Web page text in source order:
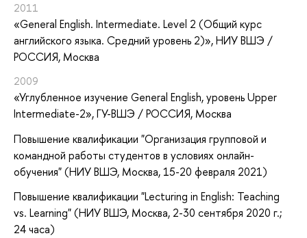
2011
«General English. Intermediate. Level 2 (Общий курс
английского языка. Средний уровень 2)», НИУ ВШЭ /
РОССИЯ, Москва
2009
«Углубленное изучение General English, уровень Upper
Intermediate-2», ГУ-ВШЭ / РОССИЯ, Москва
Повышение квалификации "Организация групповой и
командной работы студентов в условиях онлайн-
обучения" (НИУ ВШЭ, Москва, 15-20 февраля 2021)
Повышение квалификации "Lecturing in English: Teaching
vs. Learning" (НИУ ВШЭ, Москва, 2-30 сентября 2020 г.;
24 часа)